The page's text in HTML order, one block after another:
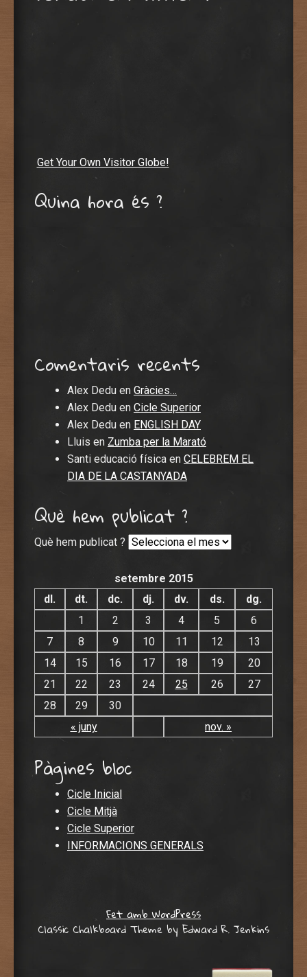
Get Your Own Visitor Globe!
Quina hora és ?
Comentaris recents
Alex Dedu en Gràcies…
Alex Dedu en Cicle Superior
Alex Dedu en ENGLISH DAY
Lluis en Zumba per la Marató
Santi educació física en CELEBREM EL
DIA DE LA CASTANYADA
Què hem publicat ?
Què hem publicat ?
setembre 2015
dl.
dt. dc. dj. dv. ds. dg.
« juny nov. »
1 2 3 4 5
6
7
8 9 10 11 12
13
14
15 16 17 18 19
20
21
22 23 24 25 26
27
28
29 30
Pàgines bloc
Cicle Inicial
Cicle Mitjà
Cicle Superior
INFORMACIONS GENERALS
Fet amb WordPress
Classic Chalkboard Theme by Edward R. Jenkins